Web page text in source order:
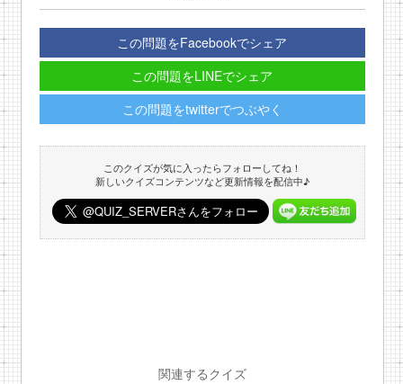
この問題をFacebookでシェア
この問題をLINEでシェア
この問題をtwitterでつぶやく
このクイズが気に入ったらフォローしてね！
新しいクイズコンテンツなど更新情報を配信中♪
関連するクイズ